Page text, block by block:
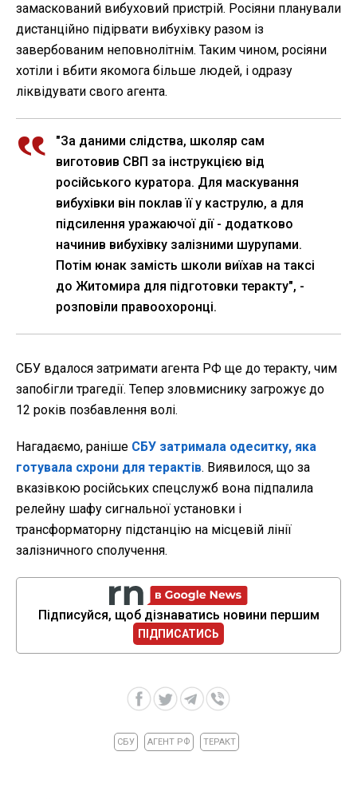
замаскований вибуховий пристрій. Росіяни планували
дистанційно підірвати вибухівку разом із
завербованим неповнолітнім. Таким чином, росіяни
хотіли і вбити якомога більше людей, і одразу
ліквідувати свого агента.
"За даними слідства, школяр сам
виготовив СВП за інструкцією від
російського куратора. Для маскування
вибухівки він поклав її у каструлю, а для
підсилення уражаючої дії - додатково
начинив вибухівку залізними шурупами.
Потім юнак замість школи виїхав на таксі
до Житомира для підготовки теракту", -
розповіли правоохоронці.
СБУ вдалося затримати агента РФ ще до теракту, чим
запобігли трагедії. Тепер зловмиснику загрожує до
12 років позбавлення волі.
Нагадаємо, раніше СБУ затримала одеситку, яка
готувала схрони для терактів. Виявилося, що за
вказівкою російських спецслужб вона підпалила
релейну шафу сигнальної установки і
трансформаторну підстанцію на місцевій лінії
залізничного сполучення.
Підписуйся, щоб дізнаватись новини першим
ПІДПИСАТИСЬ
СБУ АГЕНТ РФ ТЕРАКТ